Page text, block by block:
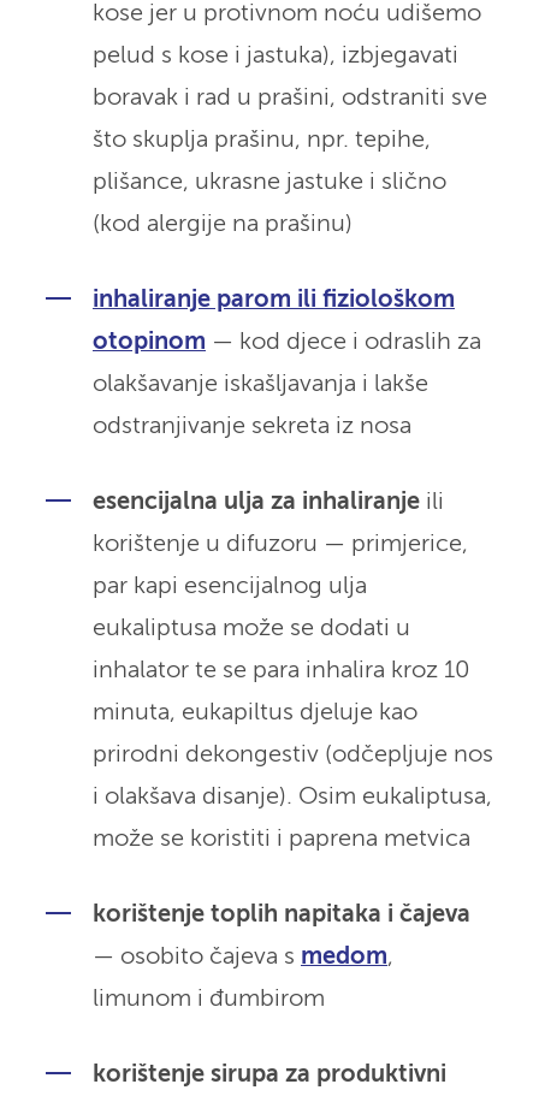
kose jer u protivnom noću udišemo
pelud s kose i jastuka), izbjegavati
boravak i rad u prašini, odstraniti sve
što skuplja prašinu, npr. tepihe,
plišance, ukrasne jastuke i slično
(kod alergije na prašinu)
inhaliranje parom ili fiziološkom
otopinom — kod djece i odraslih za
olakšavanje iskašljavanja i lakše
odstranjivanje sekreta iz nosa
esencijalna ulja za inhaliranjeili
korištenje u difuzoru — primjerice,
par kapi esencijalnog ulja
eukaliptusa može se dodati u
inhalator te se para inhalira kroz 10
minuta, eukapiltus djeluje kao
prirodni dekongestiv (odčepljuje nos
i olakšava disanje). Osim eukaliptusa,
može se koristiti i paprena metvica
korištenje toplih napitaka i čajeva
— osobito čajeva s medom,
limunom i đumbirom
korištenje sirupa za produktivni